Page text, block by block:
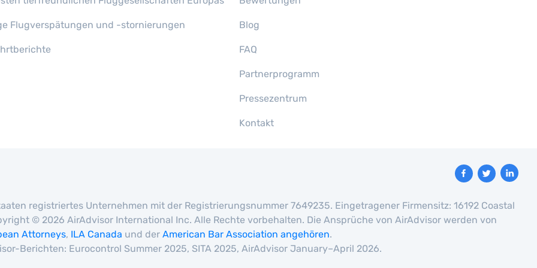
Flugverspätungen und -stornierungen Blog
FAQ
Partnerprogramm
Pressezentrum
Kontakt
registriertes Unternehmen mit der Registrierungsnummer 7649235. Eingetragener Firmensitz: 16192 Coastal
© 2026 AirAdvisor International Inc. Alle Rechte vorbehalten. Die Ansprüche von AirAdvisor werden von
Attorneys, ILA Canada und der American Bar Association angehören.
Berichten: Eurocontrol Summer 2025, SITA 2025, AirAdvisor January–April 2026.